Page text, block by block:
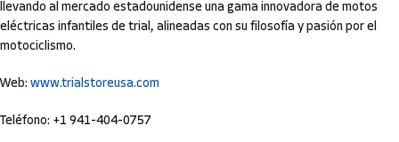
llevando al mercado estadounidense una gama innovadora de motos
eléctricas infantiles de trial, alineadas con su filosofía y pasión por el
motociclismo.
Web: www.trialstoreusa.com
Teléfono: +1 941-404-0757